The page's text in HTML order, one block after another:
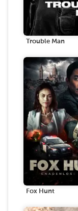
Trouble Man
Fox Hunt